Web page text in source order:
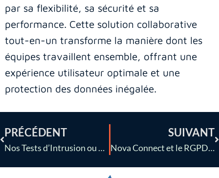
par sa flexibilité, sa sécurité et sa
performance. Cette solution collaborative
tout-en-un transforme la manière dont les
équipes travaillent ensemble, offrant une
expérience utilisateur optimale et une
protection des données inégalée.
PRÉCÉDENT
Nos Tests d’Intrusion ou Pentests
SUIVANT
Nova Connect et le RGPD : une collaboration sécurisée et conforme